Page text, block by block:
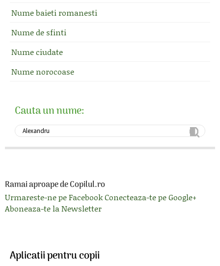
Nume baieti romanesti
Nume de sfinti
Nume ciudate
Nume norocoase
Cauta un nume:
Ramai aproape de Copilul.ro
Urmareste-ne pe FacebookConecteaza-te pe Google+
Aboneaza-te la Newsletter
Aplicatii pentru copii